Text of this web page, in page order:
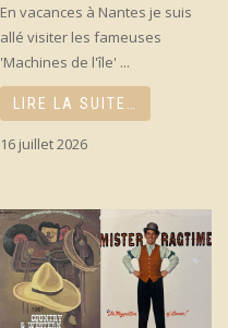
En vacances à Nantes je suis
allé visiter les fameuses
'Machines de l'île' ...
LIRE LA SUITE…
16 juillet 2026